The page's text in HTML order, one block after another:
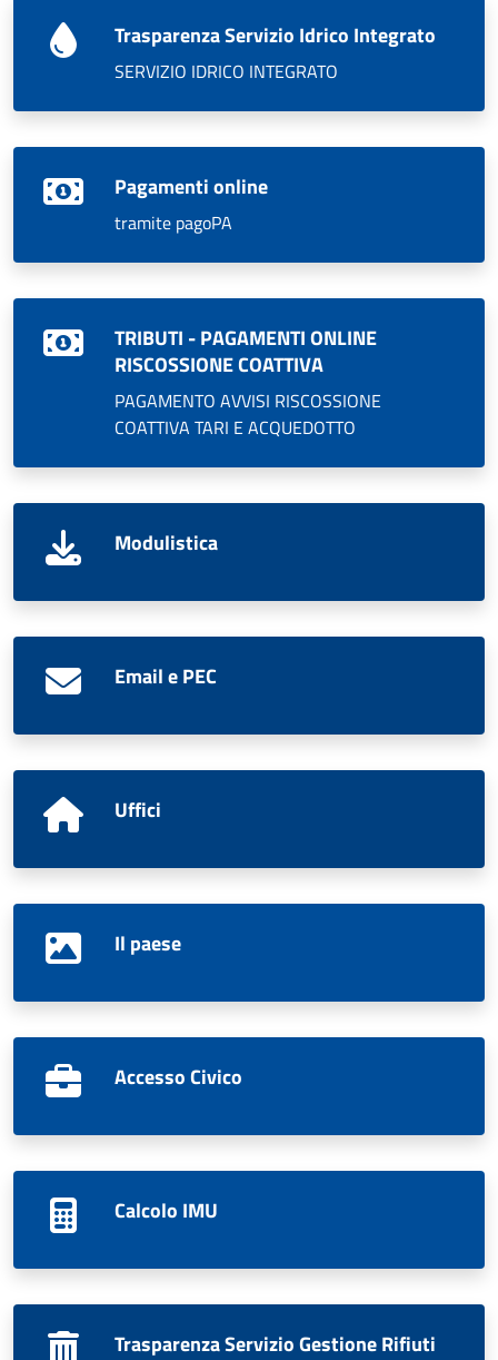
Trasparenza Servizio Idrico Integrato
SERVIZIO IDRICO INTEGRATO
Pagamenti online
tramite pagoPA
TRIBUTI - PAGAMENTI ONLINE
RISCOSSIONE COATTIVA
PAGAMENTO AVVISI RISCOSSIONE
COATTIVA TARI E ACQUEDOTTO
Modulistica
Email e PEC
Uffici
Il paese
Accesso Civico
Calcolo IMU
Trasparenza Servizio Gestione Rifiuti